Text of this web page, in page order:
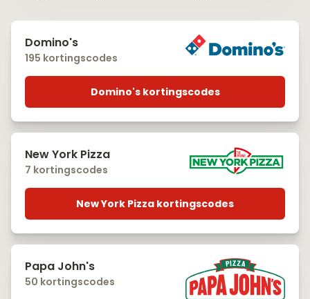
Domino's
195 kortingscodes
Domino's kortingscodes
New York Pizza
7 kortingscodes
New York Pizza kortingscodes
Papa John's
50 kortingscodes